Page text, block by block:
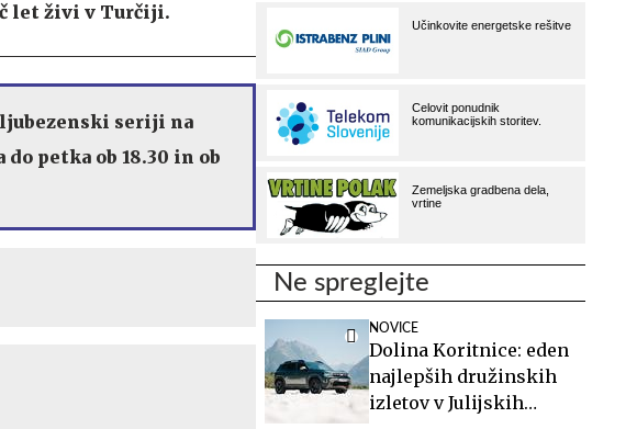
let živi v Turčiji.
seriji na
petka ob 18.30 in ob
Ne spreglejte
NOVICE
Dolina Koritnice: eden
najlepših družinskih
izletov v Julijskih